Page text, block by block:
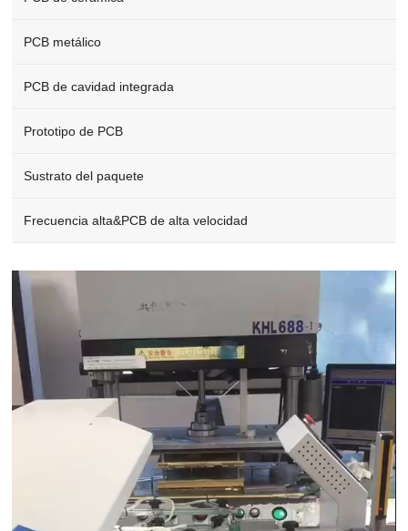
PCB metálico
PCB de cavidad integrada
Prototipo de PCB
Sustrato del paquete
Frecuencia alta&PCB de alta velocidad
Video
Player